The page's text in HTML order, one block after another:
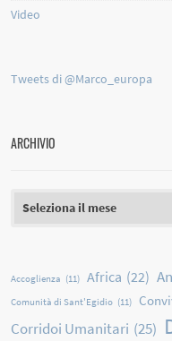
Video
Tweets di @Marco_europa
ARCHIVIO
Accoglienza (11) Africa (22)
Comunità di Sant'Egidio (11)
Corridoi Umanitari (25)